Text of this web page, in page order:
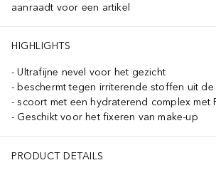
aanraadt voor een artikel
HIGHLIGHTS
Ultrafijne nevel voor het gezicht
beschermt tegen irriterende stoffen uit de
scoort met een hydraterend complex met
Geschikt voor het fixeren van make-up
PRODUCT DETAILS